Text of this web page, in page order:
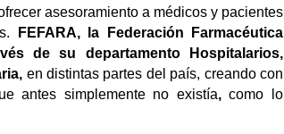
asesoramiento a médicos y pacientes
FEFARA, la Federación Farmacéutica
de su departamento Hospitalarios,
en distintas partes del país, creando con
antes simplemente no existía,como lo